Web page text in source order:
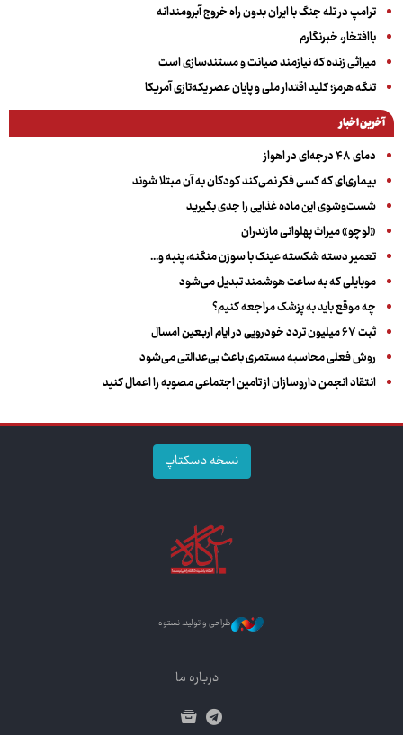
ترامپ در تله جنگ با ایران بدون راه خروج آبرومندانه
باافتخار، خبرنگارم
میراثی زنده که نیازمند صیانت و مستندسازی است
تنگه هرمز؛ کلید اقتدار ملی و پایان عصر یکه‌تازی آمریکا
آخرین اخبار
دمای ۴۸ درجه‌ای در اهواز
بیماری‌ای که کسی فکر نمی‌کند کودکان به آن مبتلا شوند
شست‌وشوی این ماده غذایی را جدی بگیرید
«لوچو» میراث پهلوانی مازندران
تعمیر دسته شکسته عینک با سوزن منگنه، پنبه و...
موبایلی که به ساعت هوشمند تبدیل می‌شود
چه موقع باید به پزشک مراجعه کنیم؟
ثبت ۶۷ میلیون تردد خودرویی در ایام اربعین امسال
روش فعلی محاسبه مستمری باعث بی‌عدالتی می‌شود
انتقاد انجمن داروسازان از تامین اجتماعی مصوبه را اعمال کنید
نسخه دسکتاپ
طراحی و تولید: نستوه
درباره ما